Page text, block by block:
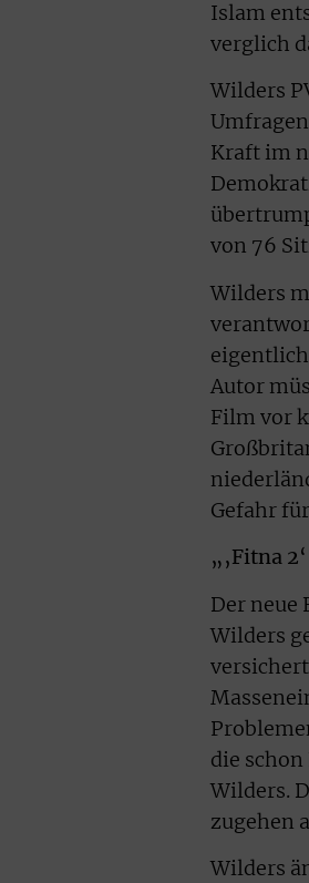
Islam
verglich
Wilders
Kraft im
von 76
Wilders
Autor
Film vor
Gefahr
„‚Fitna
Der neue
Wilders
die
Wilders.
zugehen
Wilders